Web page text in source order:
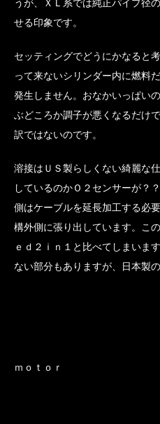
せる印象です。
セッティングでどうにかなると
って来ないシリンダー内に燃料
発生しません。おなかいっぱい
ぶどころか調子が悪くなるだけ
訳ではないのです。
溶接はＵＳ製らしくない綺麗な
しているのかＯ２センサーが？
側はケーブルを延長加工する必
構外側に張り出しています。こ
ｅｄ２ｉｎ１と比べてしまいま
ない部分もありますが、日本製
ｍｏｔｏｒ